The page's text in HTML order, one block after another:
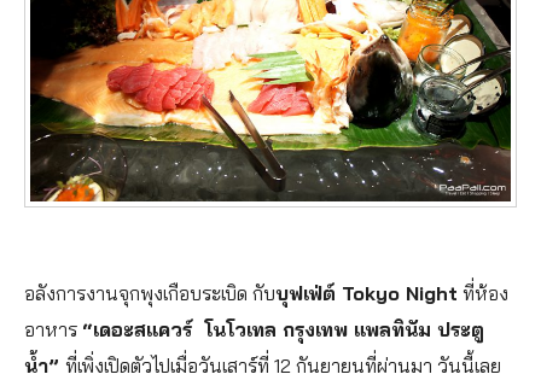
อลังการงานจุกพุงเกือบระเบิด กับบุฟเฟ่ต์ Tokyo Night ที่ห้อง
อาหาร “เดอะสแควร์ โนโวเทล กรุงเทพ แพลทินัม ประตู
น้ำ” ที่เพิ่งเปิดตัวไปเมื่อวันเสาร์ที่ 12 กันยายนที่ผ่านมา วันนี้เลย